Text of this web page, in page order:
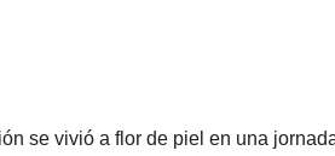
se vivió a flor de piel en una